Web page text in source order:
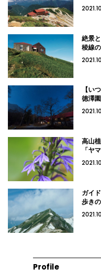
絶景
稜線
【い
徳澤
高山
「ヤ
ガイ
歩き
Profile